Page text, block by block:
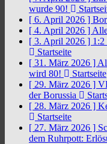
wurde 90!
[ 6. April 2026 ]
[ 4. April 2026 ]
[ 3. April 2026 ] 1:2
Startseite
[ 31. März 2026 ]
wird 80!
Startseite
[ 29. März 2026 ]
der Borussia
[ 28. März 2026 ]
Startseite
[ 27. März 2026 ]
dem Ruhrpott: